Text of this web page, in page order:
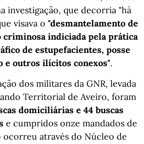
investigação, que decorria "há
visava o "desmantelamento de
criminosa indiciada pela prática
de estupefacientes, posse
e outros ilícitos conexos".
dos militares da GNR, levada
Territorial de Aveiro, foram
domiciliárias e 44 buscas
e cumpridos onze mandados de
ocorreu através do Núcleo de